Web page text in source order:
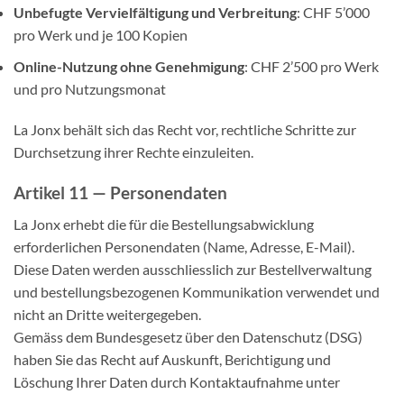
Unbefugte Vervielfältigung und Verbreitung: CHF 5’000
pro Werk und je 100 Kopien
Online-Nutzung ohne Genehmigung: CHF 2’500 pro Werk
und pro Nutzungsmonat
La Jonx behält sich das Recht vor, rechtliche Schritte zur
Durchsetzung ihrer Rechte einzuleiten.
Artikel 11 — Personendaten
La Jonx erhebt die für die Bestellungsabwicklung
erforderlichen Personendaten (Name, Adresse, E-Mail).
Diese Daten werden ausschliesslich zur Bestellverwaltung
und bestellungsbezogenen Kommunikation verwendet und
nicht an Dritte weitergegeben.
Gemäss dem Bundesgesetz über den Datenschutz (DSG)
haben Sie das Recht auf Auskunft, Berichtigung und
Löschung Ihrer Daten durch Kontaktaufnahme unter